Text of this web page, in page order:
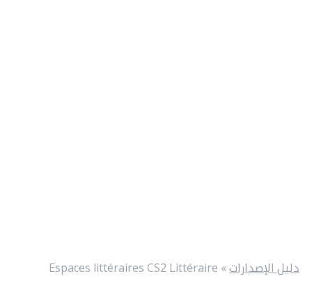
دليل الإصدارات»
Espaces littéraires CS2 Littéraire